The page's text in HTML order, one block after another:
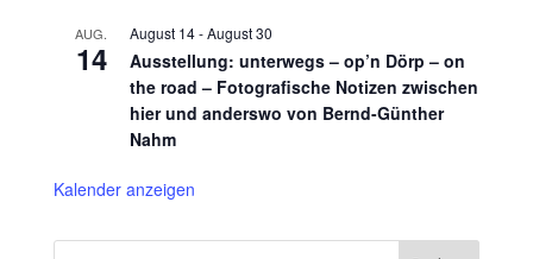
AUG.
14
August 14-August 30
Ausstellung: unterwegs – op’n Dörp – on
the road – Fotografische Notizen zwischen
hier und anderswo von Bernd-Günther
Nahm
Kalender anzeigen